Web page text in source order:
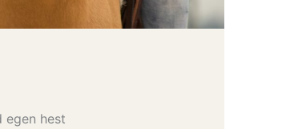
egen hest